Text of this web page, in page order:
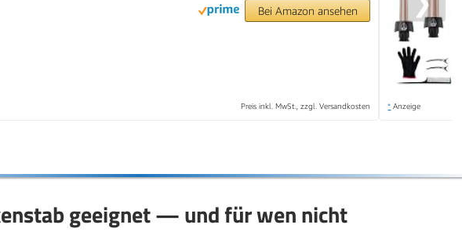
Bei Amazon ansehen
Preis inkl. MwSt., zzgl. Versandkosten * Anzeige
geeignet — und für wen nicht